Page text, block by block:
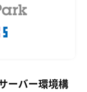
ーバー環境構